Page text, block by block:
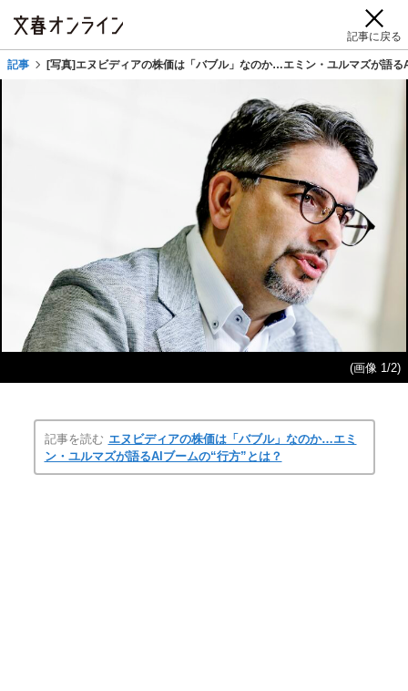
記事に戻る
記事 [写真]エヌビディアの株価は「バブル」なのか…エミン・ユルマズが語る
(画像 1/2)
記事を読む エヌビディアの株価は「バブル」なのか…エミ
ン・ユルマズが語るAIブームの“行方”とは？